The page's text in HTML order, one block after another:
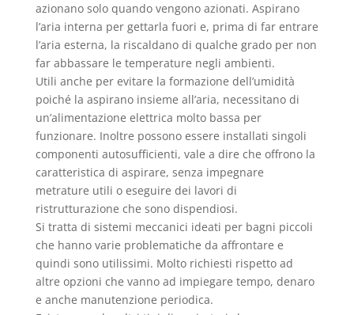
azionano solo quando vengono azionati. Aspirano
l’aria interna per gettarla fuori e, prima di far entrare
l’aria esterna, la riscaldano di qualche grado per non
far abbassare le temperature negli ambienti.
Utili anche per evitare la formazione dell’umidità
poiché la aspirano insieme all’aria, necessitano di
un’alimentazione elettrica molto bassa per
funzionare. Inoltre possono essere installati singoli
componenti autosufficienti, vale a dire che offrono la
caratteristica di aspirare, senza impegnare
metrature utili o eseguire dei lavori di
ristrutturazione che sono dispendiosi.
Si tratta di sistemi meccanici ideati per bagni piccoli
che hanno varie problematiche da affrontare e
quindi sono utilissimi. Molto richiesti rispetto ad
altre opzioni che vanno ad impiegare tempo, denaro
e anche manutenzione periodica.